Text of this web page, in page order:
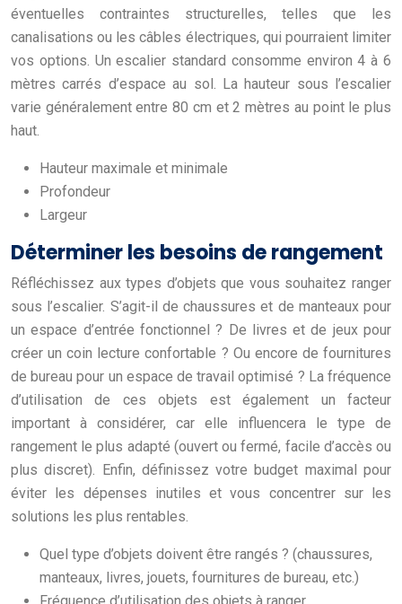
éventuelles contraintes structurelles, telles que les
canalisations ou les câbles électriques, qui pourraient limiter
vos options. Un escalier standard consomme environ 4 à 6
mètres carrés d’espace au sol. La hauteur sous l’escalier
varie généralement entre 80 cm et 2 mètres au point le plus
haut.
Hauteur maximale et minimale
Profondeur
Largeur
Déterminer les besoins de rangement
Réfléchissez aux types d’objets que vous souhaitez ranger
sous l’escalier. S’agit-il de chaussures et de manteaux pour
un espace d’entrée fonctionnel ? De livres et de jeux pour
créer un coin lecture confortable ? Ou encore de fournitures
de bureau pour un espace de travail optimisé ? La fréquence
d’utilisation de ces objets est également un facteur
important à considérer, car elle influencera le type de
rangement le plus adapté (ouvert ou fermé, facile d’accès ou
plus discret). Enfin, définissez votre budget maximal pour
éviter les dépenses inutiles et vous concentrer sur les
solutions les plus rentables.
Quel type d’objets doivent être rangés ? (chaussures,
manteaux, livres, jouets, fournitures de bureau, etc.)
Fréquence d’utilisation des objets à ranger.